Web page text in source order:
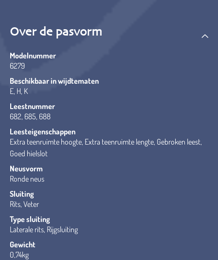
Over de pasvorm
Modelnummer
6279
Beschikbaar in wijdtematen
E, H, K
Leestnummer
682, 685, 688
Leesteigenschappen
Extra teenruimte hoogte, Extra teenruimte lengte, Gebroken leest,
Goed hielslot
Neusvorm
Ronde neus
Sluiting
Rits, Veter
Type sluiting
Laterale rits, Rijgsluiting
Gewicht
0,74kg